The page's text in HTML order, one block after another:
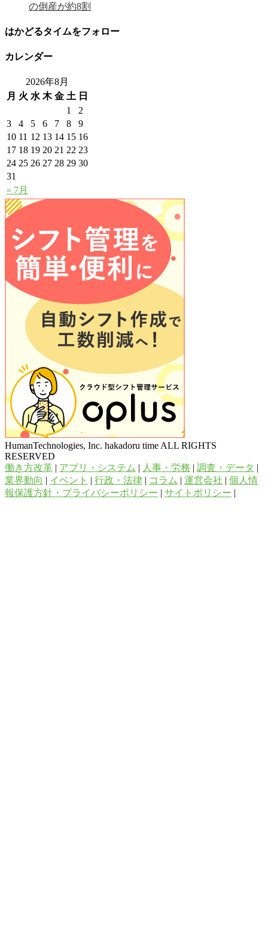
の倒産が約8割
はかどるタイムをフォロー
カレンダー
2026年8月
月 火 水 木 金 土 日
« 7月
1
2
3
4 5 6 7 8
9
10 11 12 13 14 15 16
17 18 19 20 21 22 23
24 25 26 27 28 29 30
31
HumanTechnologies, Inc. hakadoru time ALL RIGHTS
RESERVED
働き方改革 | アプリ・システム | 人事・労務 | 調査・データ |
業界動向 | イベント | 行政・法律 | コラム | 運営会社 | 個人情
報保護方針・プライバシーポリシー | サイトポリシー |